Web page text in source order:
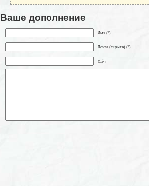
Ваше дополнение
Имя (*)
Почта (скрыта) (*)
Сайт